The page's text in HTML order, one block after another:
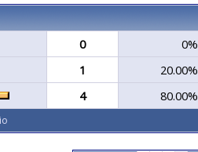
0
0%
1
20.00%
4
80.00%